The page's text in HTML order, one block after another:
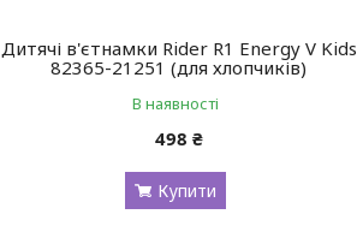
Дитячі в'єтнамки Rider R1 Energy V Kids
82365-21251 (для хлопчиків)
В наявності
498 ₴
Купити